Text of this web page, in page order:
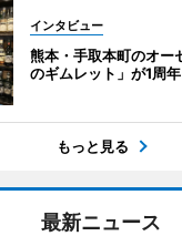
インタビュー
熊本・手取本町のオー
のギムレット」が1周年
もっと見る
最新ニュース